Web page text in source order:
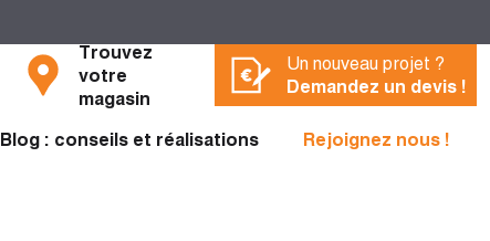
Trouvez
votre
magasin
Un nouveau projet ?
Demandez un devis !
Blog : conseils et réalisations Rejoignez nous !